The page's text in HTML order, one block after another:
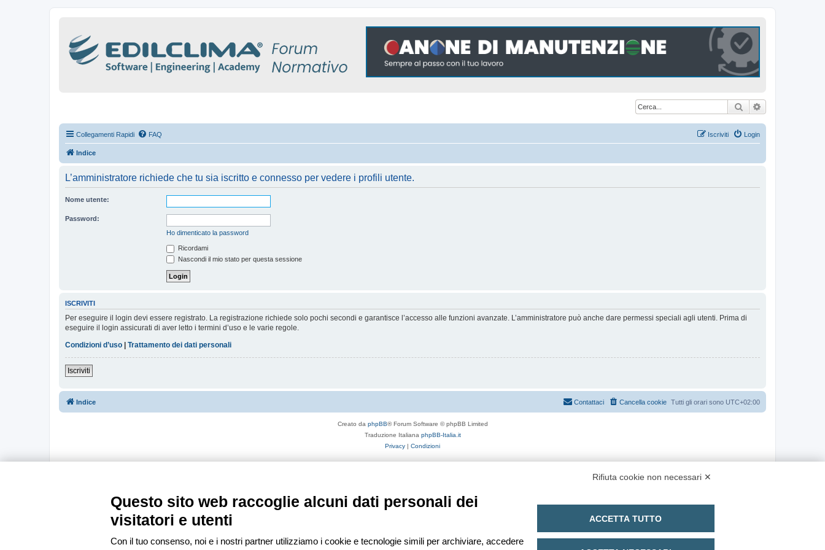
Cerca
Collegamenti Rapidi FAQ Login
Iscriviti
Indice
L’amministratore richiede che tu sia iscritto e connesso per vedere i profili utente.
Nome utente:
Password:
Ho dimenticato la password
Ricordami
Nascondi il mio stato per questa sessione
ISCRIVITI
Per eseguire il login devi essere registrato. La registrazione richiede solo pochi secondi e garantisce l’accesso alle funzioni avanzate. L’amministratore può anche dare permessi speciali agli utenti. Prima di
eseguire il login assicurati di aver letto i termini d’uso e le varie regole.
Condizioni d’uso | Trattamento dei dati personali
Iscriviti
Indice Tutti gli orari sono UTC+02:00
Cancella cookie
Contattaci
Creato da phpBB® Forum Software © phpBB Limited
Traduzione Italiana phpBB-Italia.it
Privacy | Condizioni
Rifiuta cookie non necessari ✕
Questo sito web raccoglie alcuni dati personali dei
visitatori e utenti
Con il tuo consenso, noi e i nostri partner utilizziamo i cookie e tecnologie simili per archiviare, accedere
ACCETTA TUTTO